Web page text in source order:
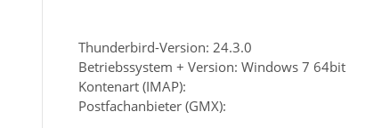
Thunderbird-Version: 24.3.0
Betriebssystem + Version: Windows 7 64bit
Kontenart (IMAP):
Postfachanbieter (GMX):